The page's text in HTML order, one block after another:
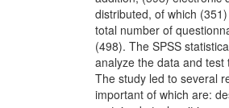
distributed, of which
total number of
(498). The SPSS
analyze the data and test
The study led to several
important of which are: